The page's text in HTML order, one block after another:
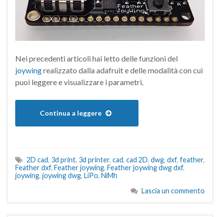
Nei precedenti articoli hai letto delle funzioni del
joywingrealizzato dalla adafruit e delle modalità con cui
puoi leggere e visualizzare i parametri.
Continua a leggere
2D cad, 3d print, 3d printer, cad, cad 2D, dwg, dxf, feather,
Feather dxf, Feather joywing, Feather joywing dwg dxf,
joywing, joywing dwg, LiPo, NiMh
Lascia un commento